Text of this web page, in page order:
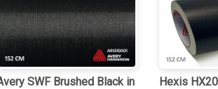
SWF Brushed Black interieurfolie
Hexis